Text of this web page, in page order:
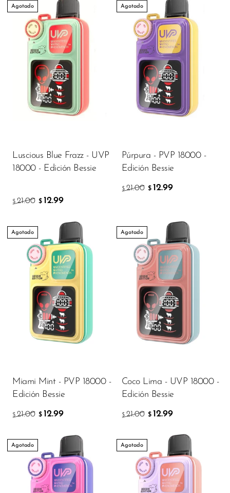
Geek Bar
Glamee
Happy Stiks
HERO
Hi-Drip
Hulk Hogan
Hyde
Hyve
Ijoy
JNR
Juice Head
KangVAPE
Kado Bar
Kartel Vapes
Lost Mary
Lost Vape
Luffbar
Memers
Milli Bar
Agotado
Luscious Blue Frazz - UVP
18000 - Edición Bessie
$ 21.00 $ 12.99
Agotado
Púrpura - PVP 18000 -
Edición Bessie
$ 21.00 $ 12.99
Agotado
Miami Mint - PVP 18000 -
Edición Bessie
$ 21.00 $ 12.99
Agotado
Coco Lima - UVP 18000 -
Edición Bessie
$ 21.00 $ 12.99
Agotado Agotado